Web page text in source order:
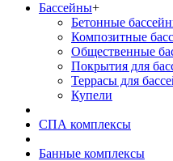
Бассейны+
Бетонные
Композитные
Общественные
Покрытия для
Террасы для
Купели
СПА комплексы
Банные комплексы